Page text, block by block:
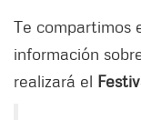
Te compartimos
información
realizará el